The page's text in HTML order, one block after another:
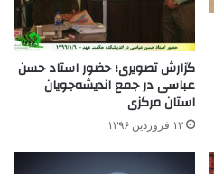
گزارش تصویری؛ حضور استاد حسن
عباسی در جمع اندیشه‌جویان
استان مرکزی
۱۲ فروردین ۱۳۹۶